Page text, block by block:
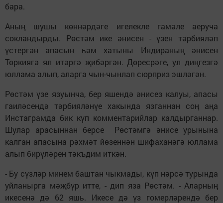
бара.
Аның шушы көннәрдәге игелекле гамәле аеруча
сокландырды. Рөстәм ике әнисен - үзен тәрбияләп
үстергән апасын һәм хатыны Индираның әнисен
Төркиягә ял итәргә җибәргән. Дөресрәге, ул диңгезгә
юллама алып, аларга чын-чынлап сюрприз эшләгән.
Рөстәм үзе язуынча, бер яшендә әнисез калуы, апасы
гаиләсендә тәрбияләнүе хакында язганнан соң аңа
Инстаграмда бик күп комментарийлар калдырганнар.
Шулар арасыннан берсе Рөстәмгә әнисе урынына
калган апасына рәхмәт йөзеннән шифаханәгә юллама
алып бирүләрен тәкъдим иткән.
- Бу сүзләр минем баштан чыкмады, күп нәрсә турында
уйланырга мәҗбүр итте, - дип яза Рөстәм. - Аларның
икесенә дә 62 яшь. Икесе дә үз гомерләрендә бер